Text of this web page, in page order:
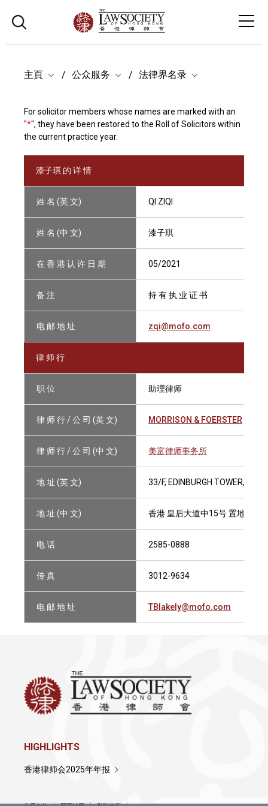
主頁 公众服务 法律界名录
For solicitor members whose names are marked with an
"*", they have been restored to the Roll of Solicitors within
the current practice year.
漆子琪 的 详 情
姓 名 (英 文) QI ZIQI
姓 名 (中 文) 漆子琪
在 香 港 认 许 日 期 05/2021
备 注 持 有 执 业 证 书
电 邮 地 址 zqi@mofo.com
律 师 行
职 位 助理律师
律 师 行 / 公 司 (英 文) MORRISON & FOERSTER
律 师 行 / 公 司 (中 文) 美富律师事务所
地 址 (英 文) 33/F, EDINBURGH TOWER, THE
地 址 (中 文) 香港 皇后大道中15号 置地广场
电 话 2585-0888
传 真 3012-9634
电 邮 地 址 TBlakely@mofo.com
HIGHLIGHTS
香港律师会2025年年报